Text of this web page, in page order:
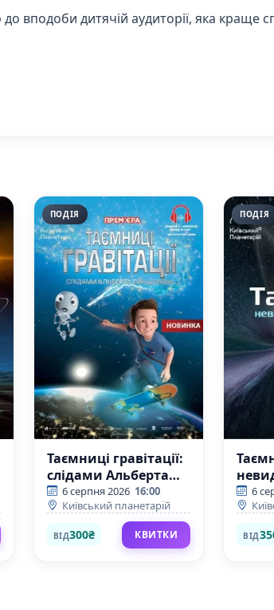
вподоби дитячій аудиторії, яка
ПОДІЯ
Таємниці гравітації:
слідами Альберта
Ейнштейна
(Київський
планетарій)
6 серпня 2026 16:00
Київський планетарій
ВІД300₴ КВИТКИ
ПОДІЯ
+ 6
ВІД